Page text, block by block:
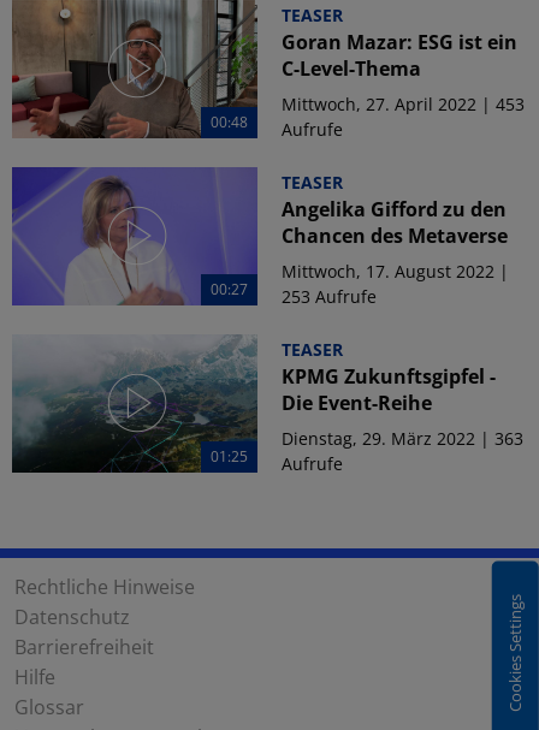
00:48
TEASER
Goran Mazar: ESG ist ein
C-Level-Thema
Mittwoch, 27. April 2022 | 453
Aufrufe
00:27
TEASER
Angelika Gifford zu den
Chancen des Metaverse
Mittwoch, 17. August 2022 |
253 Aufrufe
01:25
TEASER
KPMG Zukunftsgipfel -
Die Event-Reihe
Dienstag, 29. März 2022 | 363
Aufrufe
Cookies Settings
Rechtliche Hinweise
Datenschutz
Barrierefreiheit
Hilfe
Glossar